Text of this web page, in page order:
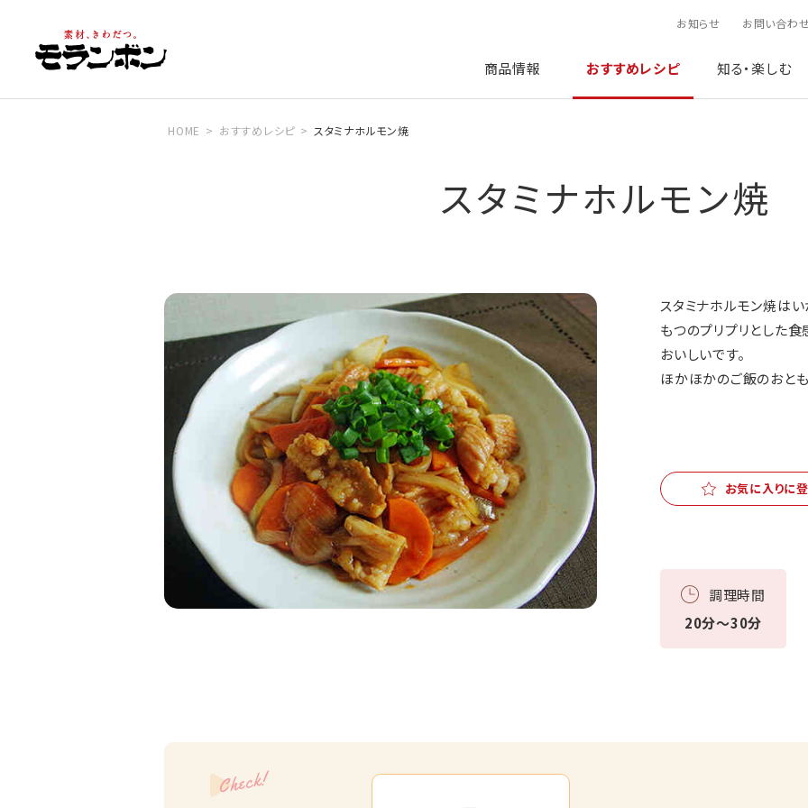
お知らせ お問い合わ
商品情報 おすすめレシピ 知る・楽しむ
HOME おすすめレシピ スタミナホルモン焼
スタミナホルモン焼
スタミナホルモン焼は
もつのプリプリとした
おいしいです。
ほかほかのご飯のおと
お気に入りに
調理時間
20分～30分
Check!